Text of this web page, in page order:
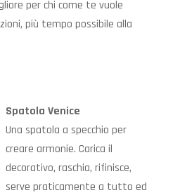
per chi come te vuole
più tempo possibile alla
Spatola Venice
Una spatola a specchio per
creare armonie. Carica il
decorativo, raschia, rifinisce,
serve praticamente a tutto ed